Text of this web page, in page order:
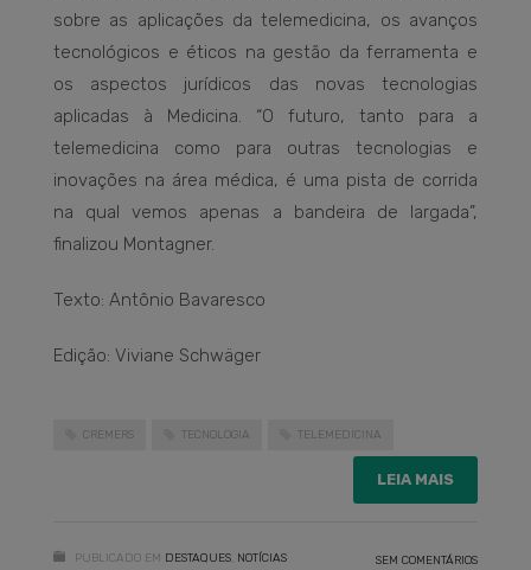
sobre as aplicações da telemedicina, os avanços
tecnológicos e éticos na gestão da ferramenta e
os aspectos jurídicos das novas tecnologias
aplicadas à Medicina. “O futuro, tanto para a
telemedicina como para outras tecnologias e
inovações na área médica, é uma pista de corrida
na qual vemos apenas a bandeira de largada”,
finalizou Montagner.
Texto: Antônio Bavaresco
Edição: Viviane Schwäger
CREMERS TECNOLOGIA TELEMEDICINA
LEIA MAIS
PUBLICADO EM DESTAQUES NOTÍCIAS SEM COMENTÁRIOS